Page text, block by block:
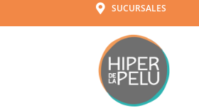
 SUCURSALES